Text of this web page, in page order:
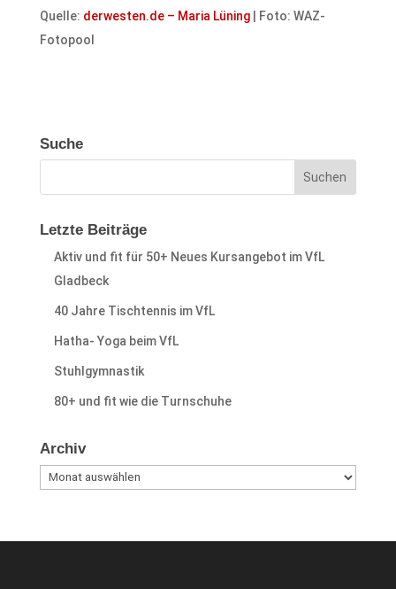
Quelle: derwesten.de – Maria Lüning| Foto: WAZ-
Fotopool
Suche
Letzte Beiträge
Aktiv und fit für 50+ Neues Kursangebot im VfL
Gladbeck
40 Jahre Tischtennis im VfL
Hatha- Yoga beim VfL
Stuhlgymnastik
80+ und fit wie die Turnschuhe
Archiv
Archiv